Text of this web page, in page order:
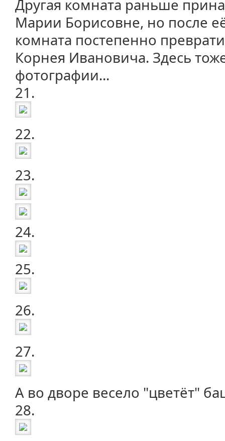
Другая комната раньше
Марии Борисовне, но после
комната постепенно
Корнея Ивановича. Здесь
фотографии...
21.
22.
23.
24.
25.
26.
27.
А во дворе весело "цветёт"
28.